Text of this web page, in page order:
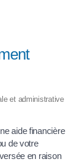
et administrative
aide financière
de votre
en raison